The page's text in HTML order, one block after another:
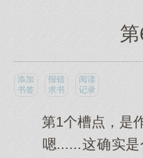
添加
书签
报错
求书
阅读
记录
第1个槽点，是作
嗯......这确实是